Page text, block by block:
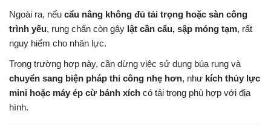
Ngoài ra, nếu cẩu nâng không đủ tải trọng hoặc sàn công
trình yếu, rung chấn còn gây lật cần cẩu, sập móng tạm, rất
nguy hiểm cho nhân lực.
Trong trường hợp này, cần dừng việc sử dụng búa rung và
chuyển sang biện pháp thi công nhẹ hơn, như kích thủy lực
mini hoặc máy ép cừ bánh xích có tải trọng phù hợp với địa
hình.